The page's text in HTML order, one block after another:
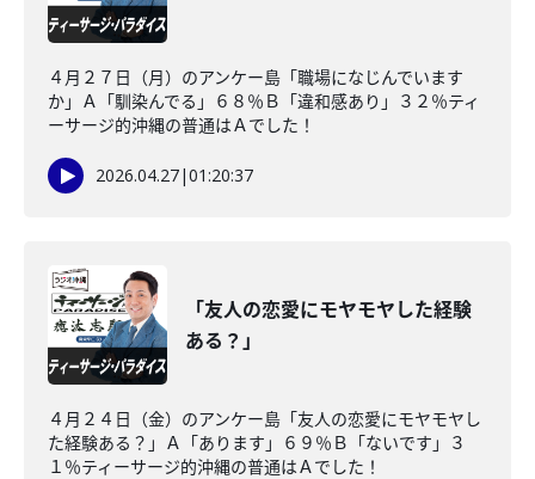
４月２７日（月）のアンケー島「職場になじんでいます
か」Ａ「馴染んでる」６８％Ｂ「違和感あり」３２％ティ
ーサージ的沖縄の普通はＡでした！
2026.04.27|01:20:37
「友人の恋愛にモヤモヤした経験
ある？」
４月２４日（金）のアンケー島「友人の恋愛にモヤモヤし
た経験ある？」Ａ「あります」６９％Ｂ「ないです」３
１％ティーサージ的沖縄の普通はＡでした！